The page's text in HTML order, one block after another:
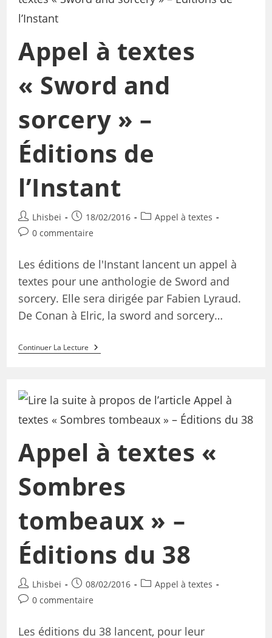
Appel à textes
« Sword and
sorcery » –
Éditions de
l’Instant
Lhisbei 18/02/2016
Appel à textes
0 commentaire
Les éditions de l'Instant lancent un appel à
textes pour une anthologie de Sword and
sorcery. Elle sera dirigée par Fabien Lyraud.
De Conan à Elric, la sword and sorcery…
Continuer La Lecture
Appel à textes «
Sombres
tombeaux » –
Éditions du 38
Lhisbei 08/02/2016
Appel à textes
0 commentaire
Les éditions du 38 lancent, pour leur